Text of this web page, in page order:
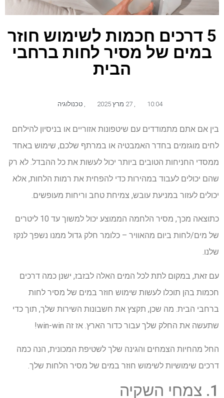
5 דרכים חכמות לשימוש חוזר
במים של מסיר לחות ברחבי
הבית
10:04 טכנולוגיה
בין אם אתם מתמודדים עם שיטפונות אזוריים או בניסיון להילחם
לחים מוגזמים בחדר האמבטיה או במרתף שלכם, שימוש באחד
ממסדי החניחות הטובים ביותר יכול לעשות את כל ההבדל. לא רק
שהם יכולים לעבוד במהירות כדי להפחית את רמות הלחות, אלא
יכולים לעזור במניעת עובש, צמיחת טחב וריחות מעופשים.
כתוצאה מכך, מסיר הלחמה הממוצע יכול למשוך עד 10 ליטרים
של מים/לחות ביום מהאוויר – כלומר חלק גדול ממנו נשפך לנקז
שלנו.
עם זאת, במקום לתת לכל המים האלה לבזבז, ישנן כמה דרכים
חכמות בהן תוכלו לעשות שימוש חוזר במים של מסיר לחות
ברחבי הבית. מה שכן, תקצץ את חשבונות השירות שלך, תוך כדי
שתעשה את החלק שלך עבור כדור הארץ. אז זה win-win!
החל מהחיות הצמחים והגינה שלך לשטיפת המכונית, הנה כמה
דרכים שימושיות לשימוש חוזר במים של מסיר הלחות שלך.
1. צמחי השקיה